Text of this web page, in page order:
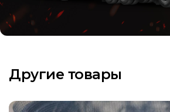
Другие товары